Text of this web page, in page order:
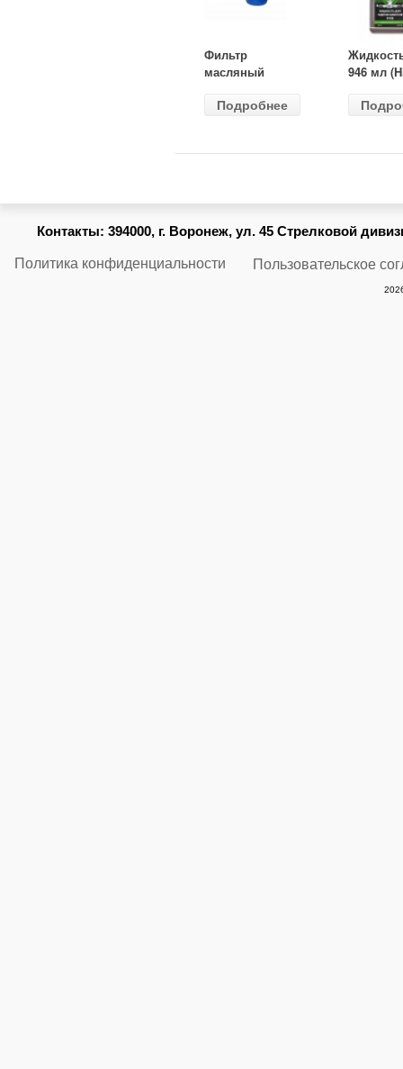
Фильтр
масляный
(MANN) W
Подробнее
946 мл
Контакты: 394000, г. Воронеж, ул. 45 Стрелковой
Политика конфиденциальности Пользовательское